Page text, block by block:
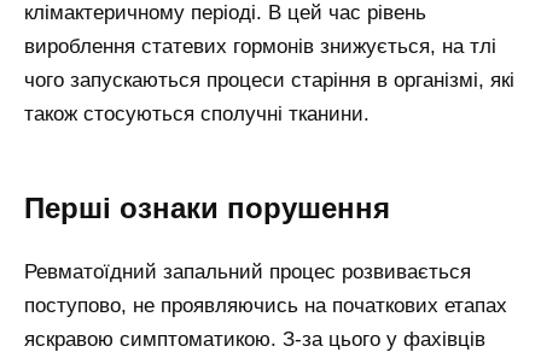
клімактеричному періоді. В цей час рівень
вироблення статевих гормонів знижується, на тлі
чого запускаються процеси старіння в організмі, які
також стосуються сполучні тканини.
Перші ознаки порушення
Ревматоїдний запальний процес розвивається
поступово, не проявляючись на початкових етапах
яскравою симптоматикою. З-за цього у фахівців